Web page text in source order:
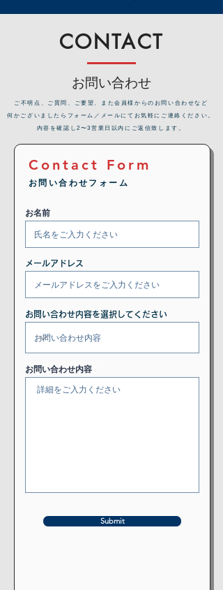
CONTACT
お問い合わせ
​ご不明点、ご質問、ご要望、また会員様からのお問い合わせなど
何かございましたらフォーム／メールにてお気軽にご連絡ください。
内容を確認し2〜3営業日以内にご返信致します。
Contact Form
お問い合わせフォーム
お名前
メールアドレス
お問い合わせ内容を選択してください
お問い合わせ内容
Submit